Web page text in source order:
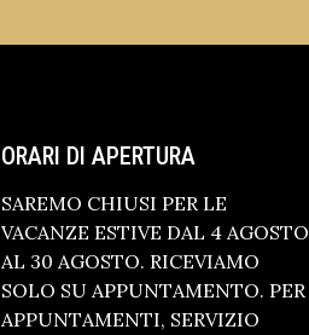
ORARI DI APERTURA
SAREMO CHIUSI PER LE
VACANZE ESTIVE DAL 4 AGOSTO
AL 30 AGOSTO. RICEVIAMO
SOLO SU APPUNTAMENTO. PER
APPUNTAMENTI, SERVIZIO